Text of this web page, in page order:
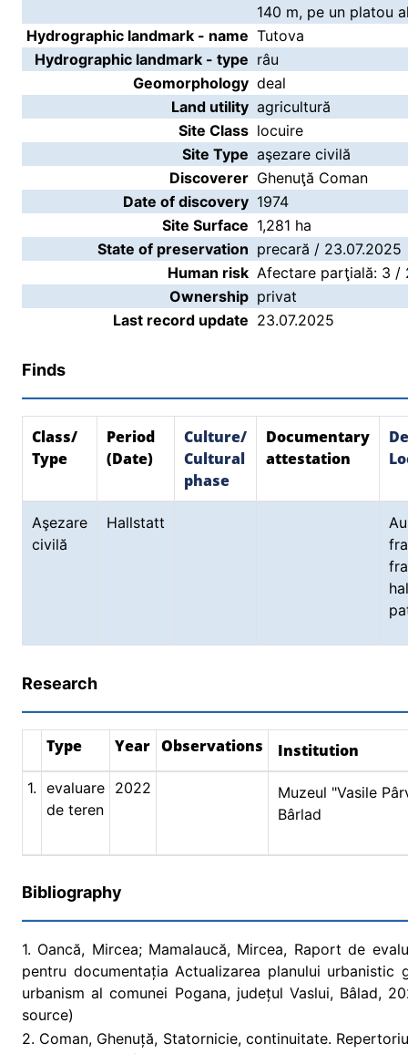
140 m, pe un platou
Hydrographic landmark - name Tutova
Hydrographic landmark - type râu
Geomorphology deal
Land utility agricultură
Site Class locuire
Site Type aşezare civilă
Discoverer Ghenuţă Coman
Date of discovery 1974
Site Surface 1,281 ha
State of preservation precară / 23.07.2025
Human risk Afectare parţială: 3 /
Ownership privat
Last record update 23.07.2025
Finds
Class/
Type
Period
(Date)
Culture/
Cultural
phase
Documentary
attestation
Aşezare
civilă
Hallstatt
Research
Type Year Observations Institution
1. evaluare
de teren
2022
Muzeul "Vasile
Bârlad
Bibliography
1. Oancă, Mircea; Mamalaucă, Mircea, Raport de
pentru documentația Actualizarea planului urbanistic
urbanism al comunei Pogana, județul Vaslui, Bâlad,
source)
2. Coman, Ghenuță, Statornicie, continuitate.